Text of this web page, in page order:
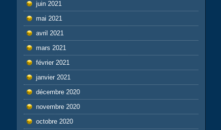
juin 2021
mai 2021
avril 2021
mars 2021
février 2021
janvier 2021
décembre 2020
novembre 2020
octobre 2020